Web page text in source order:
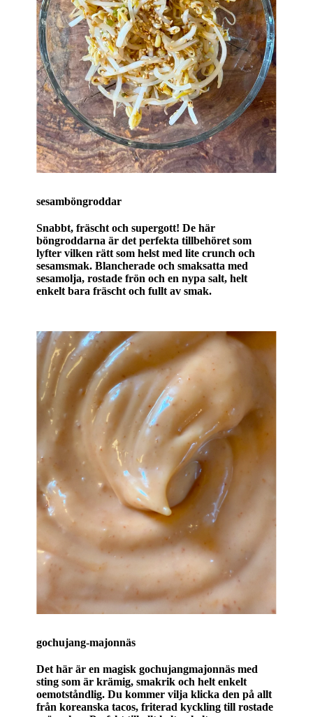
sesamböngroddar
Snabbt, fräscht och supergott! De här
böngroddarna är det perfekta tillbehöret som
lyfter vilken rätt som helst med lite crunch och
sesamsmak. Blancherade och smaksatta med
sesamolja, rostade frön och en nypa salt, helt
enkelt bara fräscht och fullt av smak.
gochujang-majonnäs
Det här är en magisk gochujangmajonnäs med
sting som är krämig, smakrik och helt enkelt
oemotståndlig. Du kommer vilja klicka den på allt
från koreanska tacos, friterad kyckling till rostade